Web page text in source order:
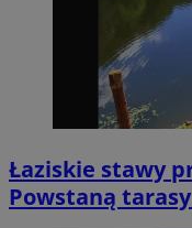
Łaziskie stawy
Powstaną